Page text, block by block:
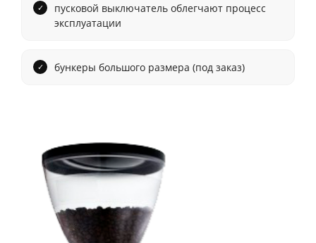
пусковой выключатель облегчают процесс
эксплуатации
бункеры большого размера (под заказ)